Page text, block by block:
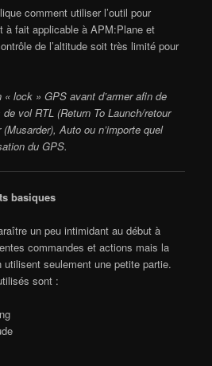
comment utiliser l’outil pour
à fait applicable à APM:Plane et
de l’altitude soit très limité pour
« lock » GPS avant d’armer afin de
vol RTL (Return To Launch/retour
Auto ou n’importe quel
du GPS.
basiques
un peu intimidant au début à
commandes et actions mais la
seulement une petite partie.
sont :